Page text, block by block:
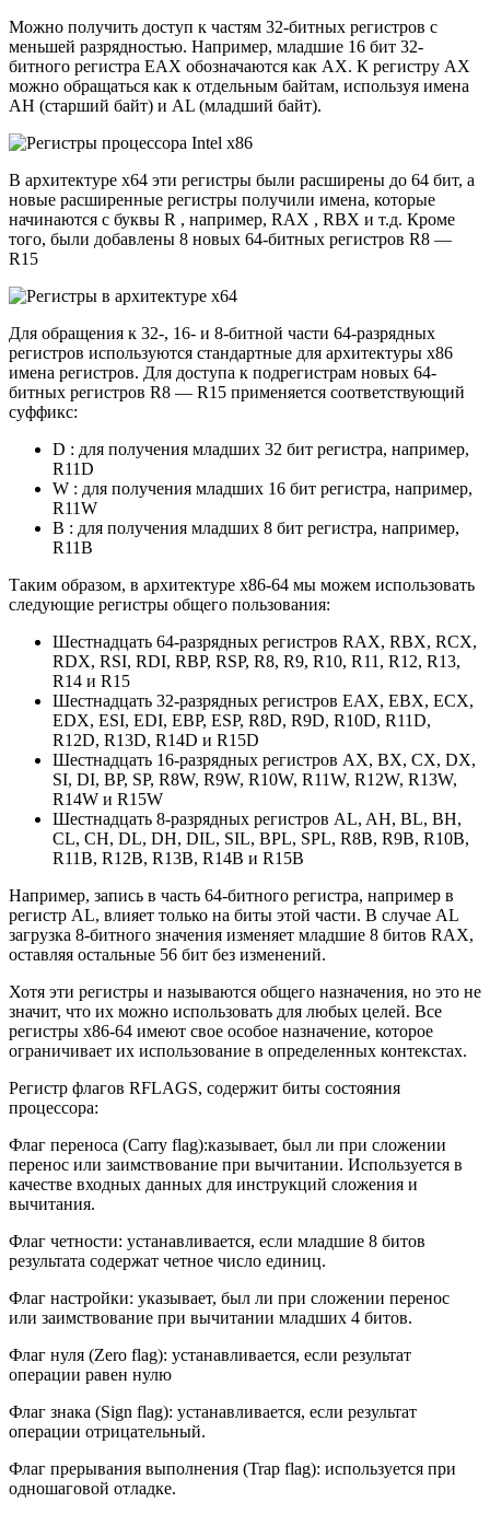
Можно получить доступ к частям 32-битных регистров с
меньшей разрядностью. Например, младшие 16 бит 32-
битного регистра EAX обозначаются как AX. К регистру AX
можно обращаться как к отдельным байтам, используя имена
AH (старший байт) и AL (младший байт).
В архитектуре х64 эти регистры были расширены до 64 бит, а
новые расширенные регистры получили имена, которые
начинаются с буквы R , например, RAX , RBX и т.д. Кроме
того, были добавлены 8 новых 64-битных регистров R8 —
R15
Для обращения к 32-, 16- и 8-битной части 64-разрядных
регистров используются стандартные для архитектуры x86
имена регистров. Для доступа к подрегистрам новых 64-
битных регистров R8 — R15 применяется соответствующий
суффикс:
D : для получения младших 32 бит регистра, например,
R11D
W : для получения младших 16 бит регистра, например,
R11W
B : для получения младших 8 бит регистра, например,
R11B
Таким образом, в архитектуре x86-64 мы можем использовать
следующие регистры общего пользования:
Шестнадцать 64-разрядных регистров RAX, RBX, RCX,
RDX, RSI, RDI, RBP, RSP, R8, R9, R10, R11, R12, R13,
R14 и R15
Шестнадцать 32-разрядных регистров EAX, EBX, ECX,
EDX, ESI, EDI, EBP, ESP, R8D, R9D, R10D, R11D,
R12D, R13D, R14D и R15D
Шестнадцать 16-разрядных регистров AX, BX, CX, DX,
SI, DI, BP, SP, R8W, R9W, R10W, R11W, R12W, R13W,
R14W и R15W
Шестнадцать 8-разрядных регистров AL, AH, BL, BH,
CL, CH, DL, DH, DIL, SIL, BPL, SPL, R8B, R9B, R10B,
R11B, R12B, R13B, R14B и R15B
Например, запись в часть 64-битного регистра, например в
регистр AL, влияет только на биты этой части. В случае AL
загрузка 8-битного значения изменяет младшие 8 битов RAX,
оставляя остальные 56 бит без изменений.
Хотя эти регистры и называются общего назначения, но это не
значит, что их можно использовать для любых целей. Все
регистры x86-64 имеют свое особое назначение, которое
ограничивает их использование в определенных контекстах.
Регистр флагов RFLAGS, содержит биты состояния
процессора:
Флаг переноса (Carry flag):казывает, был ли при сложении
перенос или заимствование при вычитании. Используется в
качестве входных данных для инструкций сложения и
вычитания.
Флаг четности: устанавливается, если младшие 8 битов
результата содержат четное число единиц.
Флаг настройки: указывает, был ли при сложении перенос
или заимствование при вычитании младших 4 битов.
Флаг нуля (Zero flag): устанавливается, если результат
операции равен нулю
Флаг знака (Sign flag): устанавливается, если результат
операции отрицательный.
Флаг прерывания выполнения (Trap flag): используется при
одношаговой отладке.